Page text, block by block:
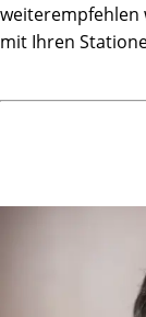
weiterempfehlen
mit Ihren